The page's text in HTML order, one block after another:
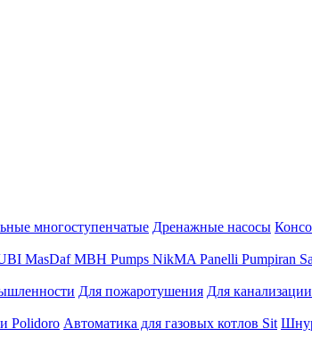
многоступенчатые Дренажные насосы
MasDaf MBH Pumps NikMA Panelli Pumpiran
Для пожаротушения Для
Polidoro Автоматика для газовых котлов Sit